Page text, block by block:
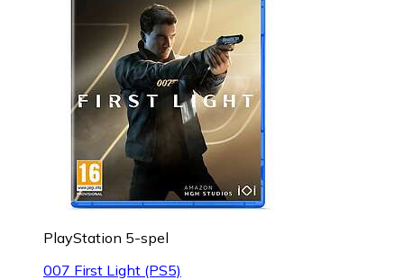
PlayStation 5-spel
007 First Light (PS5)